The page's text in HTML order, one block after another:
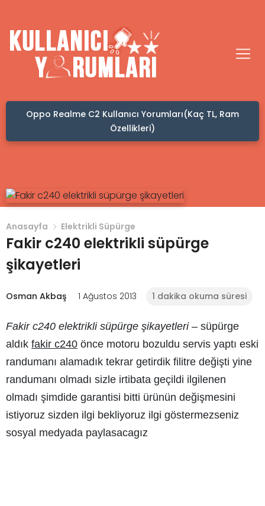
Oppo Realme C2 Kullanıcı Yorumları(Kaç TL, Ram
Özellikleri)
Anasayfa Elektrikli Süpürge
Fakir c240 elektrikli süpürge
şikayetleri
Osman Akbaş 1 Ağustos 2013 1 dakika okuma süresi
Fakir c240 elektrikli süpürge şikayetleri– süpürge
aldık fakir c240 önce motoru bozuldu servis yaptı eski
randumanı alamadık tekrar getirdik filitre değişti yine
randumanı olmadı sizle irtibata geçildi ilgilenen
olmadı şimdide garantisi bitti ürünün değişmesini
istiyoruz sizden ilgi bekliyoruz ilgi göstermezseniz
sosyal medyada paylasacagız